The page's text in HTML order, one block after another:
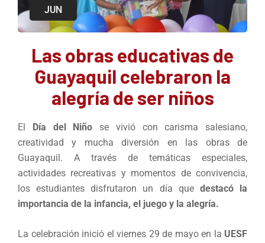
JUN
Las obras educativas de
Guayaquil celebraron la
alegría de ser niños
El Día del Niño se vivió con carisma salesiano,
creatividad y mucha diversión en las obras de
Guayaquil. A través de temáticas especiales,
actividades recreativas y momentos de convivencia,
los estudiantes disfrutaron un día que destacó la
importancia de la infancia, el juego y la alegría.
La celebración inició el viernes 29 de mayo en la UESF